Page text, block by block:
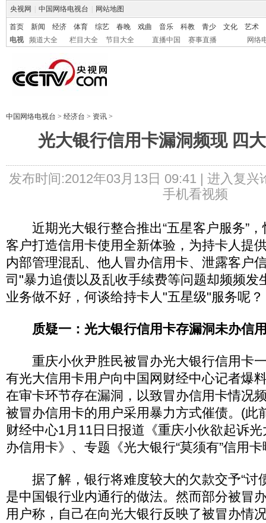
央视网 中国网络电视台 网站地图
首页 新闻 经济 体育 综艺 春晚 戏曲 音乐 科教 青少 文化
艺术
电视
频道大全 栏目大全 节目大全 直播中国 赛事直播 网络
中国网络电视台 > 经济台 > 资讯 >
光大银行信用卡漏洞频现 四
发布时间:2012年03月13日 09:41 | 进入复兴
手机看视频
近期光大银行整合推出“五星客户服务”，
客户打造信用卡使用全新体验，为持卡人提
内部管理混乱、他人冒办信用卡、泄露客户
司"暴力追债以及乱收手续费等问题却频频发
业务做不好，何谈给持卡人"五星级"服务呢？
质疑一：光大银行信用卡存漏洞未办信
重庆小伙尹胜民被冒办光大银行信用卡
有光大信用卡用户向中国网财经中心记者爆
在审卡环节存在漏洞，以致冒办信用卡情况
被冒办信用卡的用户采用暴力方式催债。(此
财经中心1月11日日报道《重庆小伙欲起诉
办信用卡》、专题《光大银行“莫须有”信用
据了解，银行将难度较大的欠款交予“讨
是中国银行业内通行的做法。然而部分被冒
用户称，自己在向光大银行反映了被冒办情